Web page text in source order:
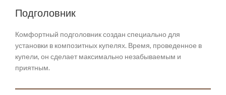
Подголовник
Комфортный подголовник создан специально для
установки в композитных купелях. Время, проведенное в
купели, он сделает максимально незабываемым и
приятным.